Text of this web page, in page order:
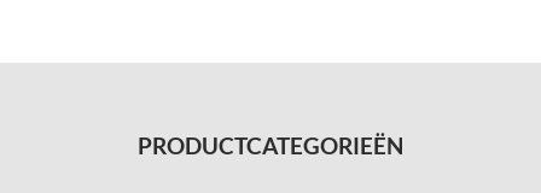
PRODUCTCATEGORIEËN